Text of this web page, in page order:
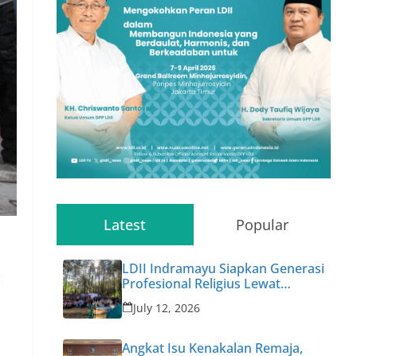
Latest Popular
LDII Indramayu Siapkan Generasi
Profesional Religius Lewat
Permata CAI ke-47
July 12, 2026
Angkat Isu Kenakalan Remaja,